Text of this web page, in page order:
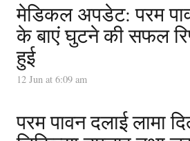
मेडिकल अपडेट: परम
के बाएं घुटने की सफल
हुई
12 Jun at 6:09 am
परम पावन दलाई लामा